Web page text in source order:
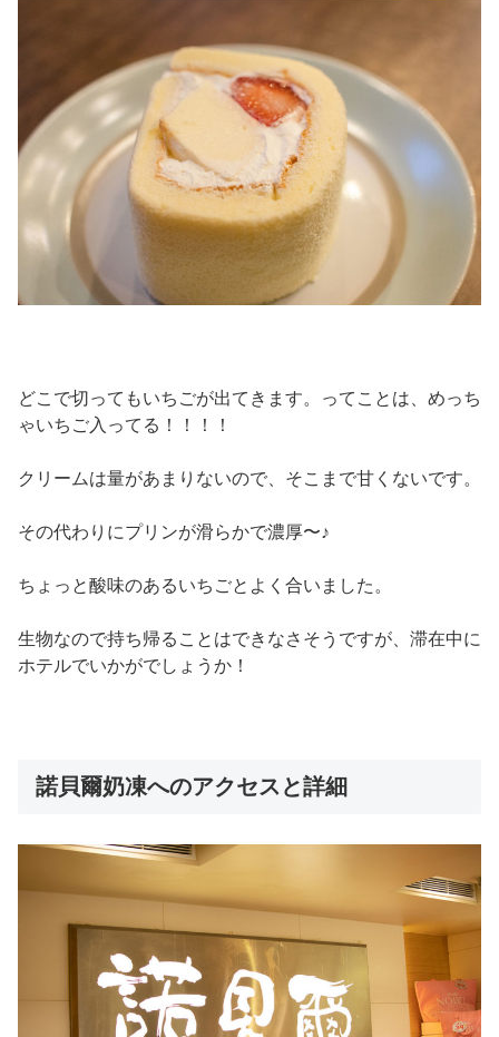
どこで切ってもいちごが出てきます。ってことは、めっち
ゃいちご入ってる！！！！
クリームは量があまりないので、そこまで甘くないです。
その代わりにプリンが滑らかで濃厚〜♪
ちょっと酸味のあるいちごとよく合いました。
生物なので持ち帰ることはできなさそうですが、滞在中に
ホテルでいかがでしょうか！
諾貝爾奶凍へのアクセスと詳細